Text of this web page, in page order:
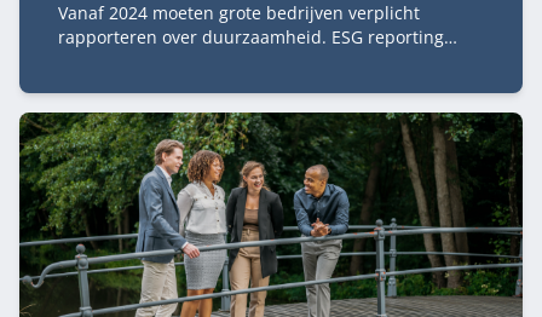
Vanaf 2024 moeten grote bedrijven verplicht
rapporteren over duurzaamheid. ESG reporting
bijzonder de interne beheersing hiervan.